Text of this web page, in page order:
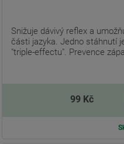
Snižuje dávivý reflex a
části jazyka. Jedno stáhnutí
"triple-effectu". Prevence
99 Kč